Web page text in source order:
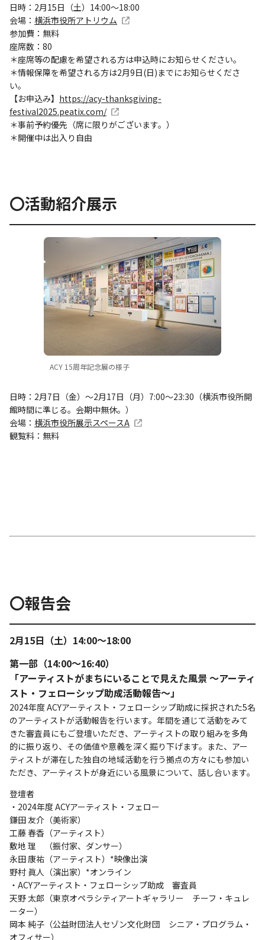
日時：2月15日（土）14:00～18:00
会場： 横浜市役所アトリウム
参加費：無料
座席数：80
＊座席等の配慮を希望される方は申込時にお知らせください。
＊情報保障を希望される方は2月9日(日)までにお知らせくださ
い。
【お申込み】 https://acy-thanksgiving-
festival2025.peatix.com/
＊事前予約優先（席に限りがございます。）
＊開催中は出入り自由
〇活動紹介展示
ACY 15周年記念展の様子
日時：2月7日（金）～2月17日（月）7:00～23:30（横浜市役所開
館時間に準じる。会期中無休。）
会場： 横浜市役所展示スペースA
観覧料：無料
〇報告会
2月15日（土）14:00～18:00
第一部（14:00～16:40）
「アーティストがまちにいることで見えた風景 ～アーティ
スト・フェローシップ助成活動報告～」
2024年度 ACYアーティスト・フェローシップ助成に採択された5名
のアーティストが活動報告を行います。年間を通じて活動をみて
きた審査員にもご登壇いただき、アーティストの取り組みを多角
的に振り返り、その価値や意義を深く掘り下げます。また、アー
ティストが滞在した独自の地域活動を行う拠点の方々にも参加い
ただき、アーティストが身近にいる風景について、話し合います。
登壇者
・2024年度 ACYアーティスト・フェロー
鎌田 友介（美術家）
工藤 春香（アーティスト）
敷地 理 （振付家、ダンサー）
永田 康祐（ア－ティスト）*映像出演
野村 眞人（演出家）*オンライン
・ACYアーティスト・フェローシップ助成 審査員
天野 太郎（東京オペラシティアートギャラリー チーフ・キュレ
ーター）
岡本 純子（公益財団法人セゾン文化財団 シニア・プログラム・
オフィサー）